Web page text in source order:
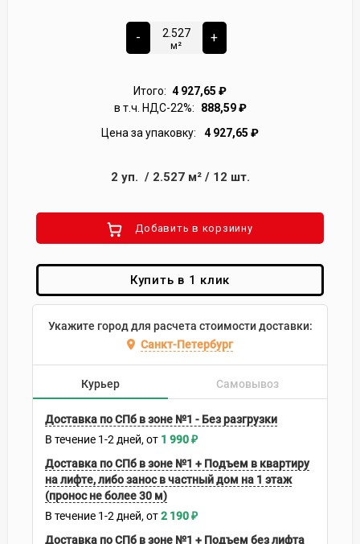
-
м²
+
Итого: 4 927,65 ₽
в т.ч. НДС-22%:
888,59₽
Цена за упаковку:
4 927,65 ₽
2 уп. / 2.527м²/ 12 шт.
Добавить в корзиину
Купить в 1 клик
Укажите город для расчета стоимости доставки:
Санкт-Петербург
Курьер Самовывоз
Доставка по СПб в зоне №1 - Без разгрузки
В течение 1-2 дней 1 990₽
Доставка по СПб в зоне №1 + Подъем в квартиру
на лифте, либо занос в частный дом на 1 этаж
(пронос не более 30 м)
В течение 1-2 дней 2 190₽
Доставка по СПб в зоне №1 + Подъем без лифта